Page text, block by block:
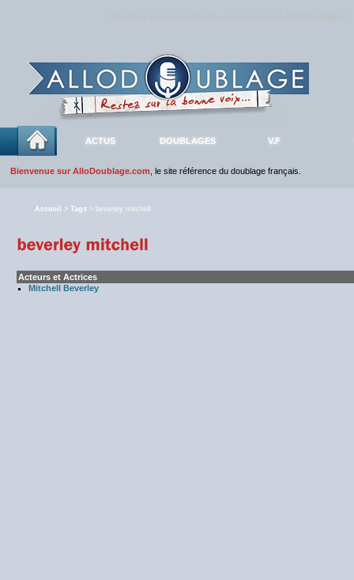
ACTUS DOUBLAGES V.F
Bienvenue sur AlloDoublage.com , le site référence du doublage français.
Accueil > Tags > beverley mitchell
Acteurs et Actrices
Mitchell Beverley